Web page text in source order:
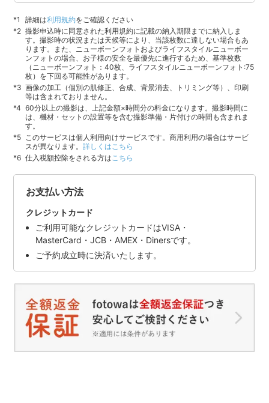
詳細は利用規約をご確認ください
撮影申込時に同意された利用規約に記載の納入期限までに納入しま
す。撮影時の状況または天候等により、当該枚数に達しない場合もあ
ります。また、ニューボーンフォトおよびライフスタイルニューボー
ンフォトの場合、お子様の安全を最優先に進行するため、基準枚数
（ニューボーンフォト：40枚、ライフスタイルニューボーンフォト:75
枚）を下回る可能性があります。
画像の加工（個別の肌修正、合成、背景消去、トリミング等）、印刷
等は含まれておりません。
60分以上の撮影は、上記金額×時間分の料金になります。撮影時間に
は、機材・セットの設置等を含む撮影準備・片付けの時間も含まれま
す。
このサービスは個人利用向けサービスです。商用利用の場合はサービ
スが異なります。詳しくはこちら
仕入税額控除をされる方はこちら
お支払い方法
クレジットカード
ご利用可能なクレジットカードはVISA・
MasterCard・JCB・AMEX・Dinersです。
ご予約成立時に決済いたします。